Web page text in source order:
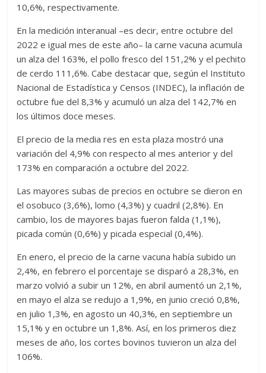
10,6%, respectivamente.
En la medición interanual –es decir, entre octubre del
2022 e igual mes de este año– la carne vacuna acumula
un alza del 163%, el pollo fresco del 151,2% y el pechito
de cerdo 111,6%. Cabe destacar que, según el Instituto
Nacional de Estadística y Censos (INDEC), la inflación de
octubre fue del 8,3% y acumuló un alza del 142,7% en
los últimos doce meses.
El precio de la media res en esta plaza mostró una
variación del 4,9% con respecto al mes anterior y del
173% en comparación a octubre del 2022.
Las mayores subas de precios en octubre se dieron en
el osobuco (3,6%), lomo (4,3%) y cuadril (2,8%). En
cambio, los de mayores bajas fueron falda (1,1%),
picada común (0,6%) y picada especial (0,4%).
En enero, el precio de la carne vacuna había subido un
2,4%, en febrero el porcentaje se disparó a 28,3%, en
marzo volvió a subir un 12%, en abril aumentó un 2,1%,
en mayo el alza se redujo a 1,9%, en junio creció 0,8%,
en julio 1,3%, en agosto un 40,3%, en septiembre un
15,1% y en octubre un 1,8%. Así, en los primeros diez
meses de año, los cortes bovinos tuvieron un alza del
106%.